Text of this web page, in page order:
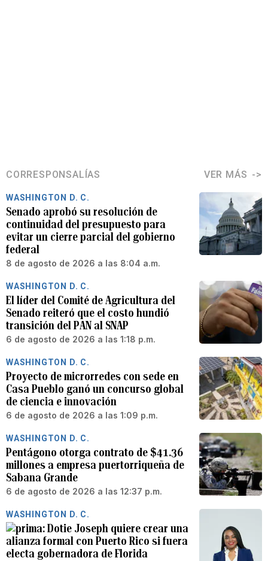
CORRESPONSALÍAS VER MÁS
WASHINGTON D. C.
Senado aprobó su resolución de
continuidad del presupuesto para
evitar un cierre parcial del gobierno
federal
8 de agosto de 2026 a las 8:04 a.m.
WASHINGTON D. C.
El líder del Comité de Agricultura del
Senado reiteró que el costo hundió
transición del PAN al SNAP
6 de agosto de 2026 a las 1:18 p.m.
WASHINGTON D. C.
Proyecto de microrredes con sede en
Casa Pueblo ganó un concurso global
de ciencia e innovación
6 de agosto de 2026 a las 1:09 p.m.
WASHINGTON D. C.
Pentágono otorga contrato de $41.36
millones a empresa puertorriqueña de
Sabana Grande
6 de agosto de 2026 a las 12:37 p.m.
WASHINGTON D. C.
Dotie Joseph quiere crear una
alianza formal con Puerto Rico si fuera
electa gobernadora de Florida